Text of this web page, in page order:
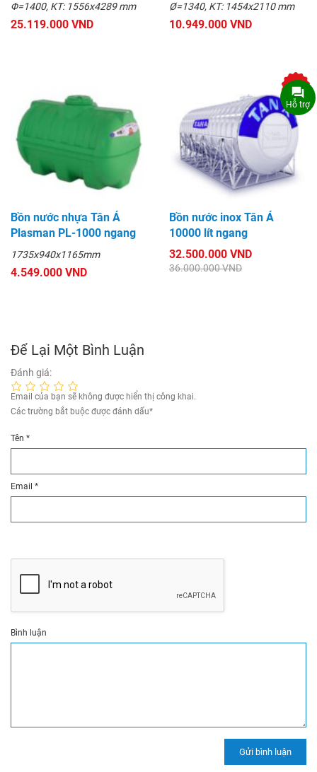
Φ=1400, KT: 1556x4289 mm
25.119.000 VND
Ø=1340, KT: 1454x2110 mm
10.949.000 VND
Bồn nước nhựa Tân Á
Plasman PL-1000 ngang
1735x940x1165mm
4.549.000 VND
Bồn nước inox Tân Á
10000 lít ngang
32.500.000 VND
36.000.000 VND
-9%
Để Lại Một Bình Luận
Đánh giá:
Email của bạn sẽ không được hiển thị công khai.
Các trường bắt buộc được đánh dấu*
Tên *
Email *
Bình luận
Hỗ trợ